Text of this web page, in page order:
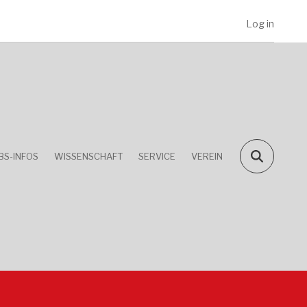
Log in
INFOS WISSENSCHAFT SERVICE VEREIN